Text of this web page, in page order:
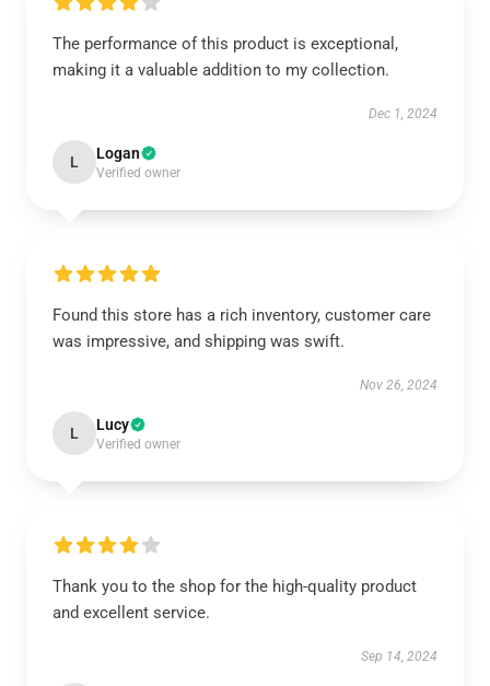
The performance of this product is exceptional,
making it a valuable addition to my collection.
Dec 1, 2024
L Logan
Verified owner
Found this store has a rich inventory, customer care
was impressive, and shipping was swift.
Nov 26, 2024
L Lucy
Verified owner
Thank you to the shop for the high-quality product
and excellent service.
Sep 14, 2024